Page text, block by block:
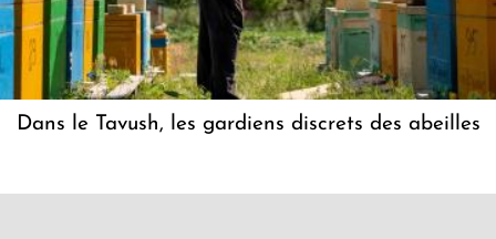
Dans le Tavush, les gardiens discrets des abeilles